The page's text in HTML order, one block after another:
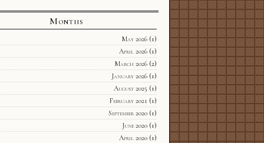
Months
May 2026(1)
April 2026(1)
March 2026(2)
January 2026(1)
August 2025 (1)
February 2021 (1)
September 2020(1)
June 2020(1)
April 2020(1)